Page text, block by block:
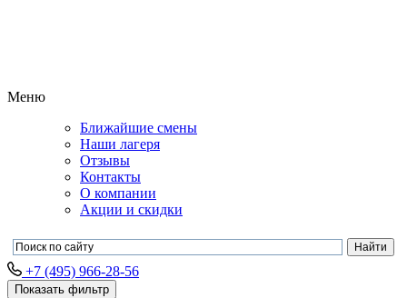
Меню
Ближайшие смены
Наши лагеря
Отзывы
Контакты
О компании
Акции и скидки
+7 (495) 966-28-56
Показать фильтр